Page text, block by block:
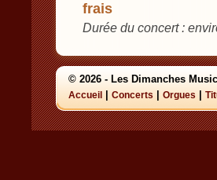
frais
Durée du concert :
© 2026 - Les Dimanches
Accueil Concerts Orgues